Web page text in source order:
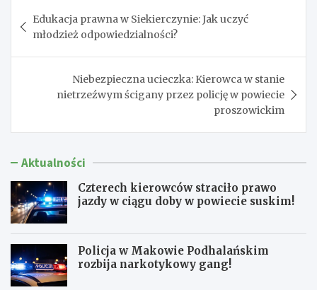
wpisu
Edukacja prawna w Siekierczynie: Jak uczyć
młodzież odpowiedzialności?
Niebezpieczna ucieczka: Kierowca w stanie
nietrzeźwym ścigany przez policję w powiecie
proszowickim
Aktualności
Czterech kierowców straciło prawo
jazdy w ciągu doby w powiecie suskim!
Policja w Makowie Podhalańskim
rozbija narkotykowy gang!